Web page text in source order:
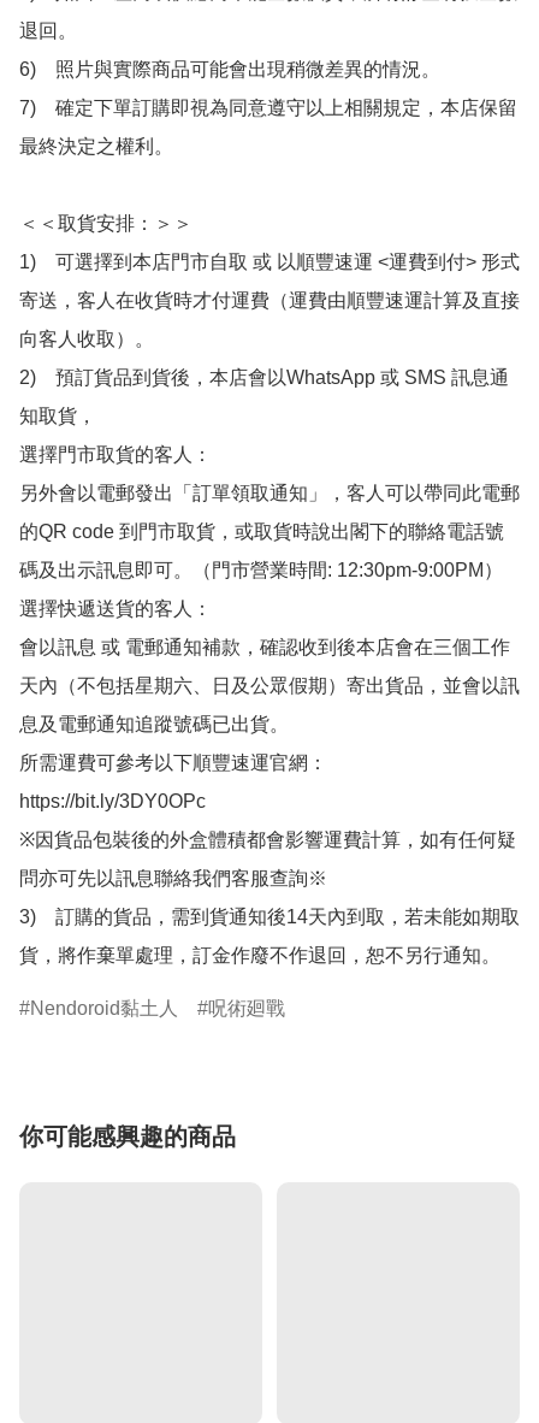
退回。
6)　照片與實際商品可能會出現稍微差異的情況。
7)　確定下單訂購即視為同意遵守以上相關規定，本店保留
最終決定之權利。
＜＜取貨安排：＞＞
1)　可選擇到本店門市自取 或 以順豐速運 <運費到付> 形式
寄送，客人在收貨時才付運費（運費由順豐速運計算及直接
向客人收取）。
2)　預訂貨品到貨後，本店會以WhatsApp 或 SMS 訊息通
知取貨，
選擇門市取貨的客人：
另外會以電郵發出「訂單領取通知」，客人可以帶同此電郵
的QR code 到門市取貨，或取貨時說出閣下的聯絡電話號
碼及出示訊息即可。（門市營業時間: 12:30pm-9:00PM）
選擇快遞送貨的客人：
會以訊息 或 電郵通知補款，確認收到後本店會在三個工作
天內（不包括星期六、日及公眾假期）寄出貨品，並會以訊
息及電郵通知追蹤號碼已出貨。
所需運費可參考以下順豐速運官網：
https://bit.ly/3DY0OPc
※因貨品包裝後的外盒體積都會影響運費計算，如有任何疑
問亦可先以訊息聯絡我們客服查詢※
3)　訂購的貨品，需到貨通知後14天內到取，若未能如期取
貨，將作棄單處理，訂金作廢不作退回，恕不另行通知。
Nendoroid黏土人 呪術廻戰
你可能感興趣的商品